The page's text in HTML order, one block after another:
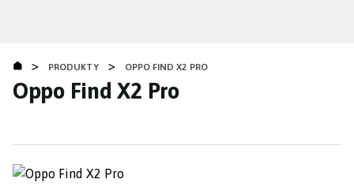
obsahu
> PRODUKTY > OPPO FIND X2 PRO
Oppo Find X2 Pro